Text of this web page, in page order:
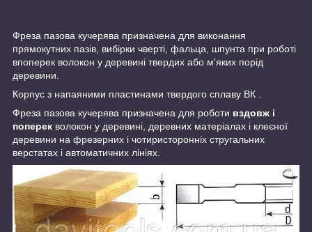
Фреза пазова кучерява призначена для виконання
прямокутних пазів, вибірки чверті, фальца, шпунта при роботі
впоперек волокон у деревині твердих або м'яких порід
деревини.
Корпус з напаяними пластинами твердого сплаву ВК .
Фреза пазова кучерява призначена для роботи вздовж і
поперек волокон у деревині, деревних матеріалах і клеєної
деревини на фрезерних і чотиристоронніх стругальних
верстатах і автоматичних лініях.